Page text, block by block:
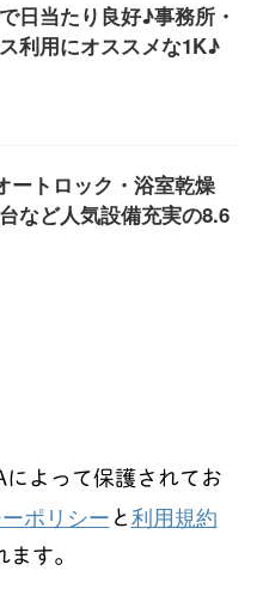
日当たり良好♪事務所・
利用にオススメな1K♪
ートロック・浴室乾燥
など人気設備充実の8.6
によって保護されてお
ポリシー と 利用規約
す。